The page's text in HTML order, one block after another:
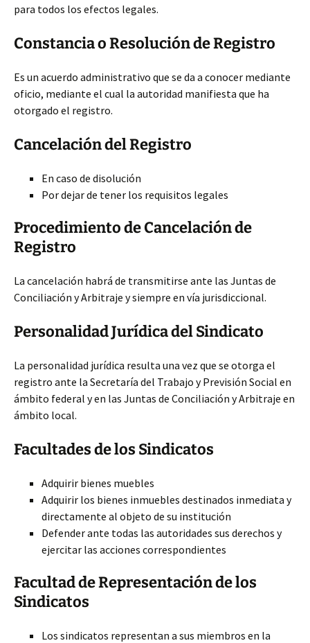
para todos los efectos legales.
Constancia o Resolución de Registro
Es un acuerdo administrativo que se da a conocer mediante
oficio, mediante el cual la autoridad manifiesta que ha
otorgado el registro.
Cancelación del Registro
En caso de disolución
Por dejar de tener los requisitos legales
Procedimiento de Cancelación de
Registro
La cancelación habrá de transmitirse ante las Juntas de
Conciliación y Arbitraje y siempre en vía jurisdiccional.
Personalidad Jurídica del Sindicato
La personalidad jurídica resulta una vez que se otorga el
registro ante la Secretaría del Trabajo y Previsión Social en
ámbito federal y en las Juntas de Conciliación y Arbitraje en
ámbito local.
Facultades de los Sindicatos
Adquirir bienes muebles
Adquirir los bienes inmuebles destinados inmediata y
directamente al objeto de su institución
Defender ante todas las autoridades sus derechos y
ejercitar las acciones correspondientes
Facultad de Representación de los
Sindicatos
Los sindicatos representan a sus miembros en la